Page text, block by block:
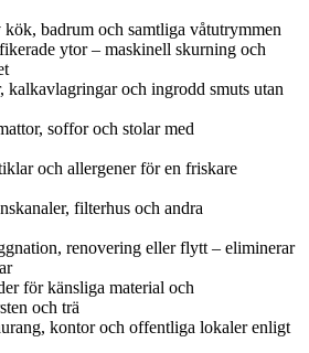
badrum och samtliga våtutrymmen
ytor – maskinell skurning och
kalkavlagringar och ingrodd smuts utan
soffor och stolar med
och allergener för en friskare
filterhus och andra
renovering eller flytt – eliminerar
för känsliga material och
och trä
kontor och offentliga lokaler enligt